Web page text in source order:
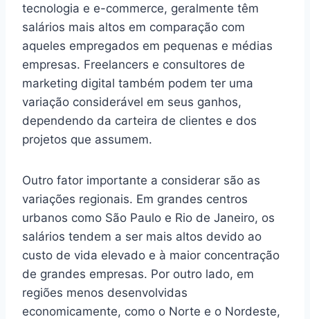
tecnologia e e-commerce, geralmente têm
salários mais altos em comparação com
aqueles empregados em pequenas e médias
empresas. Freelancers e consultores de
marketing digital também podem ter uma
variação considerável em seus ganhos,
dependendo da carteira de clientes e dos
projetos que assumem.
Outro fator importante a considerar são as
variações regionais. Em grandes centros
urbanos como São Paulo e Rio de Janeiro, os
salários tendem a ser mais altos devido ao
custo de vida elevado e à maior concentração
de grandes empresas. Por outro lado, em
regiões menos desenvolvidas
economicamente, como o Norte e o Nordeste,